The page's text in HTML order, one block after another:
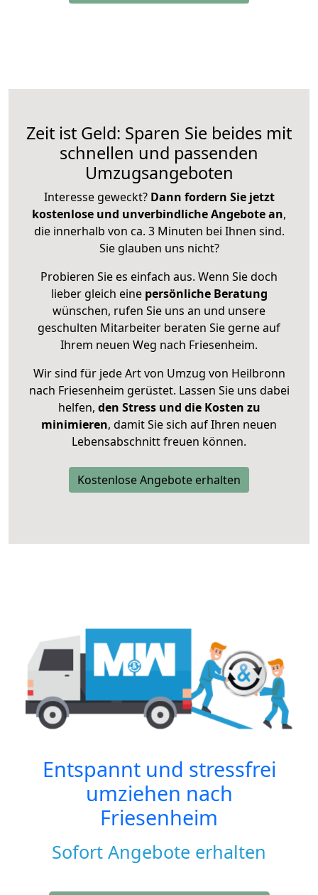
Zeit ist Geld: Sparen Sie beides mit
schnellen und passenden
Umzugsangeboten
Interesse geweckt? Dann fordern Sie jetzt
kostenlose und unverbindliche Angebote an,
die innerhalb von ca. 3 Minuten bei Ihnen sind.
Sie glauben uns nicht?
Probieren Sie es einfach aus. Wenn Sie doch
lieber gleich eine persönliche Beratung
wünschen, rufen Sie uns an und unsere
geschulten Mitarbeiter beraten Sie gerne auf
Ihrem neuen Weg nach Friesenheim.
Wir sind für jede Art von Umzug von Heilbronn
nach Friesenheim gerüstet. Lassen Sie uns dabei
helfen, den Stress und die Kosten zu
minimieren, damit Sie sich auf Ihren neuen
Lebensabschnitt freuen können.
Kostenlose Angebote erhalten
Entspannt und stressfrei
umziehen nach
Friesenheim
Sofort Angebote erhalten